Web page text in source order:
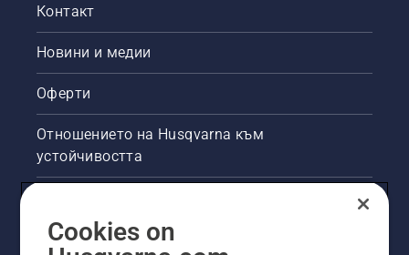
Контакт
Новини и медии
Оферти
Отношението на Husqvarna към
устойчивостта
Други сайтове на Husqvarna
Cookies on